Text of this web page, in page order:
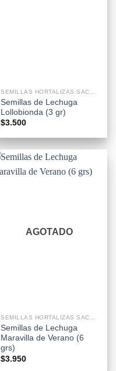
Semillas de Lechuga
Lollobionda (3 gr)
$3.500
AGOTADO
SEMILLAS HORTALIZAS SACHETS
Semillas de Lechuga
Maravilla de Verano (6
grs)
$3.950